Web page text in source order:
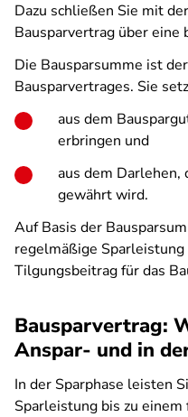
Dazu schließen Sie mit
Bausparvertrag über eine
Die Bausparsumme ist
Bausparvertrages. Sie
aus dem
erbringen und
aus dem Darlehen,
gewährt wird.
Auf Basis der
regelmäßige
Tilgungsbeitrag für das
Bausparvertrag:
Anspar- und in
In der Sparphase leisten
Sparleistung bis zu